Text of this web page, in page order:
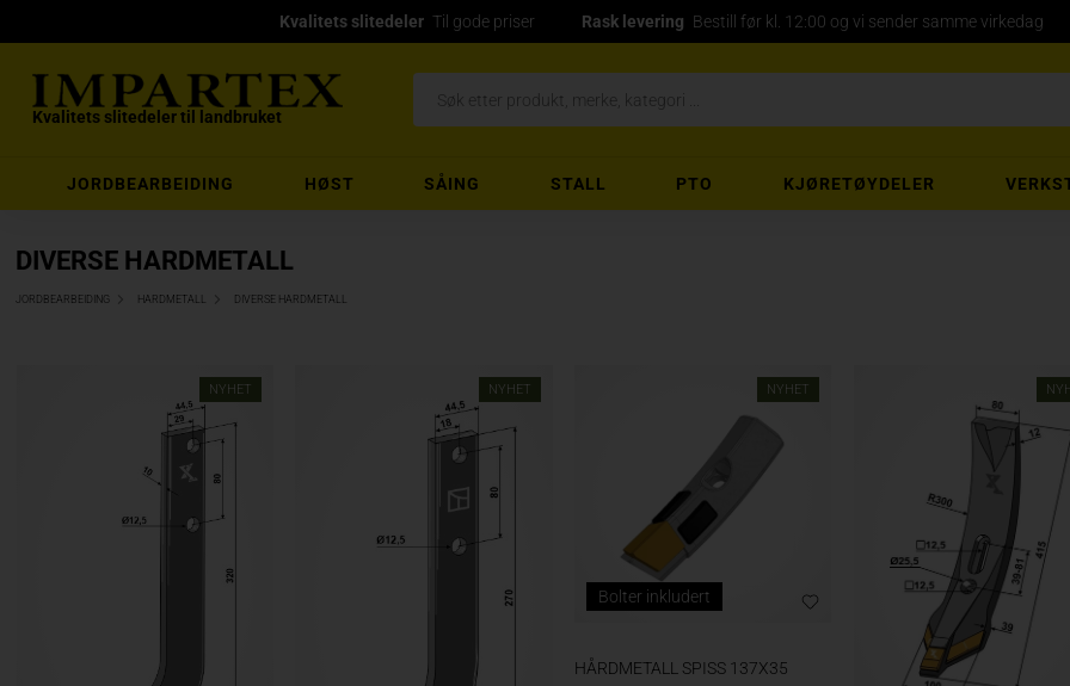
Kvalitets slitedeler Til gode priser Rask levering Bestill før kl. 12:00 og vi sender samme virkedag
Kvalitets slitedeler til landbruket
JORDBEARBEIDING HØST SÅING STALL PTO KJØRETØYDELER
DIVERSE HARDMETALL
JORDBEARBEIDING HARDMETALL DIVERSE HARDMETALL
NYHET NYHET NYHET
Bolter inkludert
HÅRDMETALL SPISS 137X35